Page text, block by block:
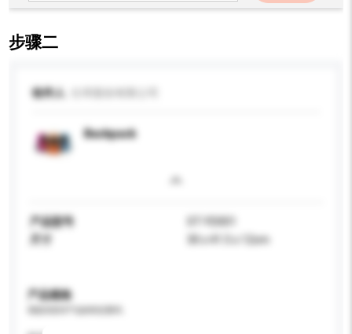
步骤二
收件人
Backpack
产品型号
ST-YD001
30 x 41.5 x 12cm
产品规格